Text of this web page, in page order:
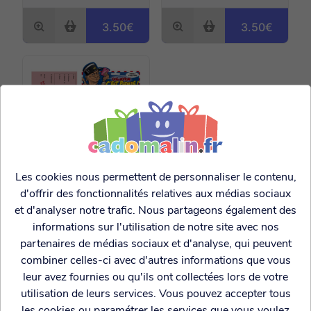
3.50€ 3.50€
Permis de divorcer
3.50€
Les cookies nous permettent de personnaliser le contenu,
d'offrir des fonctionnalités relatives aux médias sociaux
et d'analyser notre trafic. Nous partageons également des
informations sur l'utilisation de notre site avec nos
partenaires de médias sociaux et d'analyse, qui peuvent
combiner celles-ci avec d'autres informations que vous
leur avez fournies ou qu'ils ont collectées lors de votre
utilisation de leurs services. Vous pouvez accepter tous